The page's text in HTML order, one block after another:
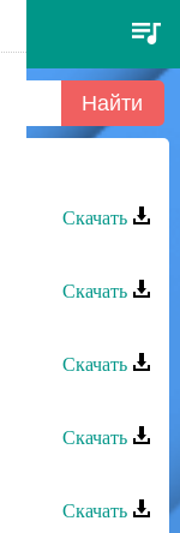
Скачать
Скачать
Скачать
Скачать
Скачать